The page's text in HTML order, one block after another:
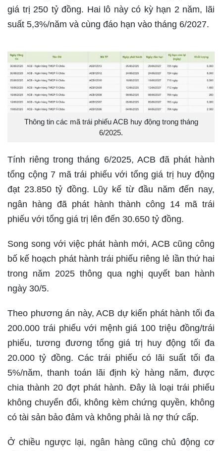
giá trị 250 tỷ đồng. Hai lô này có kỳ hạn 2 năm, lãi
suất 5,3%/năm và cùng đáo hạn vào tháng 6/2027.
Thông tin các mã trái phiếu ACB huy động trong tháng
6/2025.
Tính riêng trong tháng 6/2025, ACB đã phát hành
tổng cộng 7 mã trái phiếu với tổng giá trị huy động
đạt 23.850 tỷ đồng. Lũy kế từ đầu năm đến nay,
ngân hàng đã phát hành thành công 14 mã trái
phiếu với tổng giá trị lên đến 30.650 tỷ đồng.
Song song với việc phát hành mới, ACB cũng công
bố kế hoạch phát hành trái phiếu riêng lẻ lần thứ hai
trong năm 2025 thông qua nghị quyết ban hành
ngày 30/5.
Theo phương án này, ACB dự kiến phát hành tối đa
200.000 trái phiếu với mệnh giá 100 triệu đồng/trái
phiếu, tương đương tổng giá trị huy động tối đa
20.000 tỷ đồng. Các trái phiếu có lãi suất tối đa
5%/năm, thanh toán lãi định kỳ hàng năm, được
chia thành 20 đợt phát hành. Đây là loại trái phiếu
không chuyển đổi, không kèm chứng quyền, không
có tài sản bảo đảm và không phải là nợ thứ cấp.
Ở chiều ngược lại, ngân hàng cũng chủ động cơ